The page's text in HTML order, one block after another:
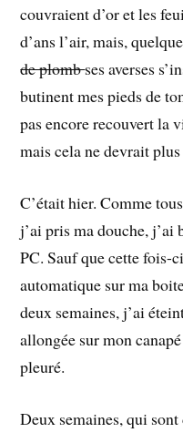
couvraient d’or et les
d’ans l’air, mais,
de plombses averses
butinent mes pieds de
pas encore recouvert la
mais cela ne devrait
C’était hier. Comme
j’ai pris ma douche, j’ai
PC. Sauf que cette fois-
automatique sur ma
deux semaines, j’ai
allongée sur mon
pleuré.
Deux semaines, qui